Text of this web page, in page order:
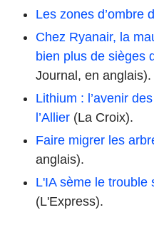
Les zones d’ombre
Chez Ryanair, la
bien plus de sièges
Journal, en anglais).
Lithium : l’avenir
l’Allier (La Croix).
Faire migrer les
anglais).
L'IA sème le trouble
(L'Express).